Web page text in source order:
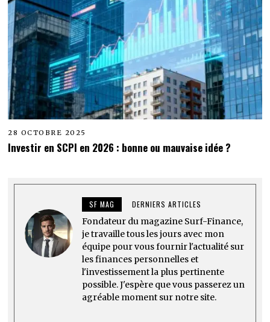
28 OCTOBRE 2025
Investir en SCPI en 2026 : bonne ou mauvaise idée ?
SF MAG DERNIERS ARTICLES
Fondateur du magazine Surf-Finance,
je travaille tous les jours avec mon
équipe pour vous fournir l'actualité sur
les finances personnelles et
l'investissement la plus pertinente
possible. J'espère que vous passerez un
agréable moment sur notre site.